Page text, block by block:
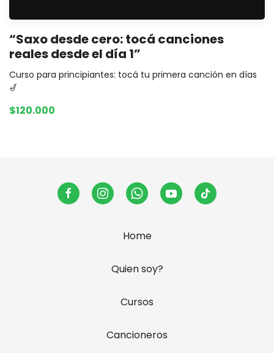
“Saxo desde cero: tocá canciones
reales desde el día 1”
Curso para principiantes: tocá tu primera canción en días
🎷
$120.000
Home
Quien soy?
Cursos
Cancioneros